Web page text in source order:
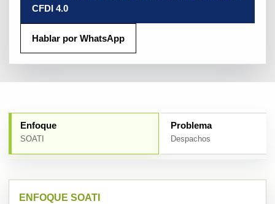
CFDI 4.0
Hablar por WhatsApp
Enfoque
SOATI
Problema
Despachos
ENFOQUE SOATI